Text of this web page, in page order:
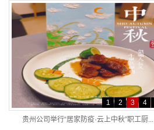
贵州公司举行“居家防疫·云上中秋”职工厨...
1 2 3 4